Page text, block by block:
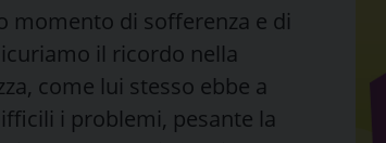
momento di sofferenza e di
il ricordo nella
come lui stesso ebbe a
i problemi, pesante la